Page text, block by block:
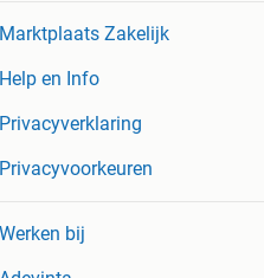
Marktplaats Zakelijk
Help en Info
Privacyverklaring
Privacyvoorkeuren
Werken bij